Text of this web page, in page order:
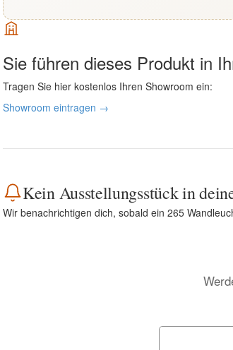
Sie führen dieses Produkt in
Tragen Sie hier kostenlos Ihren Showroom ein:
Showroom eintragen →
Kein Ausstellungsstück in
Wir benachrichtigen dich, sobald ein 265